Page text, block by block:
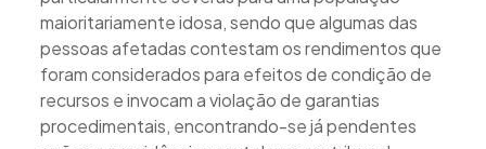
maioritariamente idosa, sendo que algumas das
pessoas afetadas contestam os rendimentos que
foram considerados para efeitos de condição de
recursos e invocam a violação de garantias
procedimentais, encontrando-se já pendentes